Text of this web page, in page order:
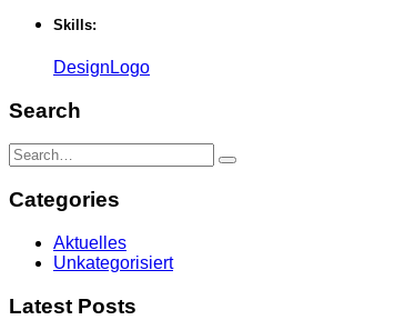
Skills:
Design Logo
Search
Categories
Aktuelles
Unkategorisiert
Latest Posts